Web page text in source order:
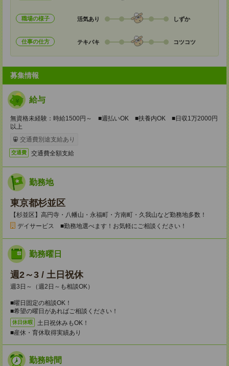
職場の様子 活気あり しずか
仕事の仕方 テキパキ コツコツ
募集情報
給与
無資格未経験：時給1500円～ ■週払いOK ■扶養内OK ■日収1万2000円
以上
交通費別途支給あり
交通費 交通費全額支給
勤務地
東京都杉並区
【杉並区】高円寺・八幡山・永福町・方南町・久我山など勤務地多数！
デイサービス ■勤務地選べます！お気軽にご相談ください！
勤務曜日
週2～3 / 土日祝休
週3日～（週2日～も相談OK）
■曜日固定の相談OK！
■希望の曜日があればご相談ください！
休日休暇
土日祝休みもOK！
■産休・育休取得実績あり
勤務時間